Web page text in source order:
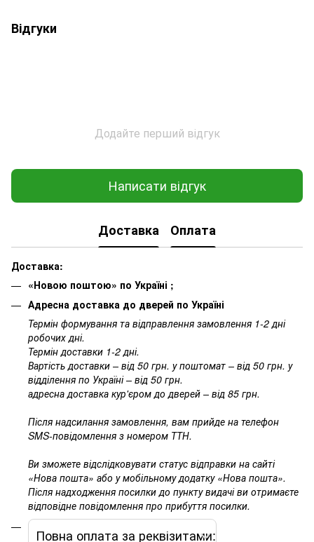
Відгуки
Додайте перший відгук
Написати відгук
Доставка Оплата
Доставка:
«Новою поштою» по Україні ;
Адресна доставка до дверей по Україні
Термін формування та відправлення замовлення 1-2 дні
робочих дні.
Термін доставки 1-2 дні.
Вартість доставки – від 50 грн. у поштомат – від 50 грн. у
відділення по Україні – від 50 грн.
адресна доставка кур'єром до дверей – від 85 грн.
Після надсилання замовлення, вам прийде на телефон
SMS-повідомлення з номером ТТН.
Ви зможете відслідковувати статус відправки на сайті
«Нова пошта» або у мобільному додатку «Нова пошта».
Після надходження посилки до пункту видачі ви отримаєте
відповідне повідомлення про прибуття посилки.
Повна оплата за реквізитами: